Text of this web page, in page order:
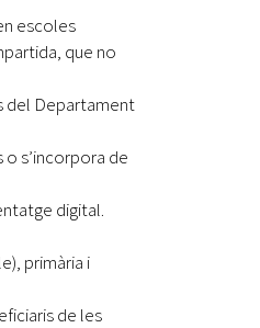
escoles
que no
del Departament
s’incorpora de
digital.
primària i
de les